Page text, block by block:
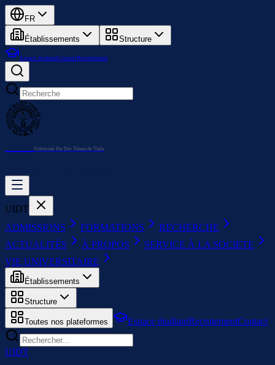
FR
Établissements Structure
Espace étudiantContactRecrutement
Université Iba Der Thiam de Thiès
UIDT
ADMISSIONS
FORMATIONS
RECHERCHE
ACTUALITÉS
À PROPOS
SERVICE À LA SOCIETE
VIE UNIVERSITAIRE
Établissements
Structure
Toutes nos plateformes Espace étudiantRecrutementContact
UIDT